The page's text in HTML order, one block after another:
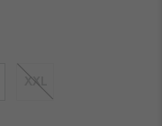
XXL